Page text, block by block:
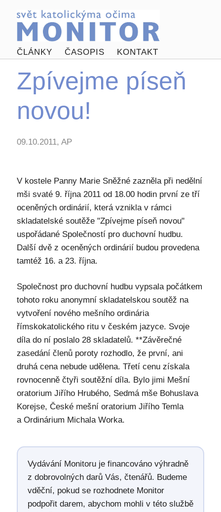
ČLÁNKY ČASOPIS KONTAKT
Zpívejme píseň
novou!
09.10.2011, AP
V kostele Panny Marie Sněžné zazněla při nedělní
mši svaté 9. října 2011 od 18.00 hodin první ze tří
oceněných ordinárií, která vznikla v rámci
skladatelské soutěže "Zpívejme píseň novou"
uspořádané Společností pro duchovní hudbu.
Další dvě z oceněných ordinárií budou provedena
tamtéž 16. a 23. října.
Společnost pro duchovní hudbu vypsala počátkem
tohoto roku anonymní skladatelskou soutěž na
vytvoření nového mešního ordinária
římskokatolického ritu v českém jazyce. Svoje
díla do ní poslalo 28 skladatelů. **Závěrečné
zasedání členů poroty rozhodlo, že první, ani
druhá cena nebude udělena. Třetí cenu získala
rovnocenně čtyři soutěžní díla. Bylo jimi Mešní
oratorium Jiřího Hrubého, Sedmá mše Bohuslava
Korejse, České mešní oratorium Jiřího Temla
a Ordinárium Michala Worka.
Vydávání Monitoru je financováno výhradně
z dobrovolných darů Vás, čtenářů. Budeme
vděční, pokud se rozhodnete Monitor
podpořit darem, abychom mohli v této službě